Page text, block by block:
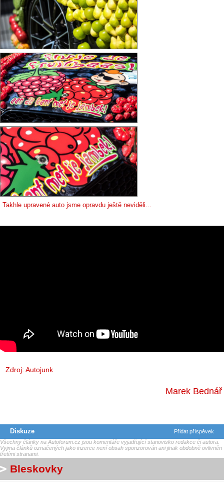
Takhle upravené auto jsme opravdu ještě neviděli...
Zdroj: Autojunk
Marek Bednář
Diskuze
Přidat příspěvek
Všechny články na Autoforum.cz jsou komentáře vyjadřující stanovisko redakce či autora.
Vyjma článků označených jako inzerce není obsah sponzorován ani jinak obdobně ovlivněn
třetími stranami.
Bleskovky